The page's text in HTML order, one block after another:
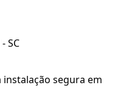
SC
segura em